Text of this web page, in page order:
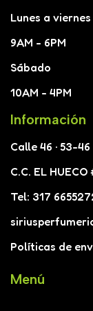
Lunes a viernes
9AM - 6PM
Sábado
10AM - 4PM
Información
Calle 46 · 53-
C.C. EL
Tel: 317
Políticas de
Menú